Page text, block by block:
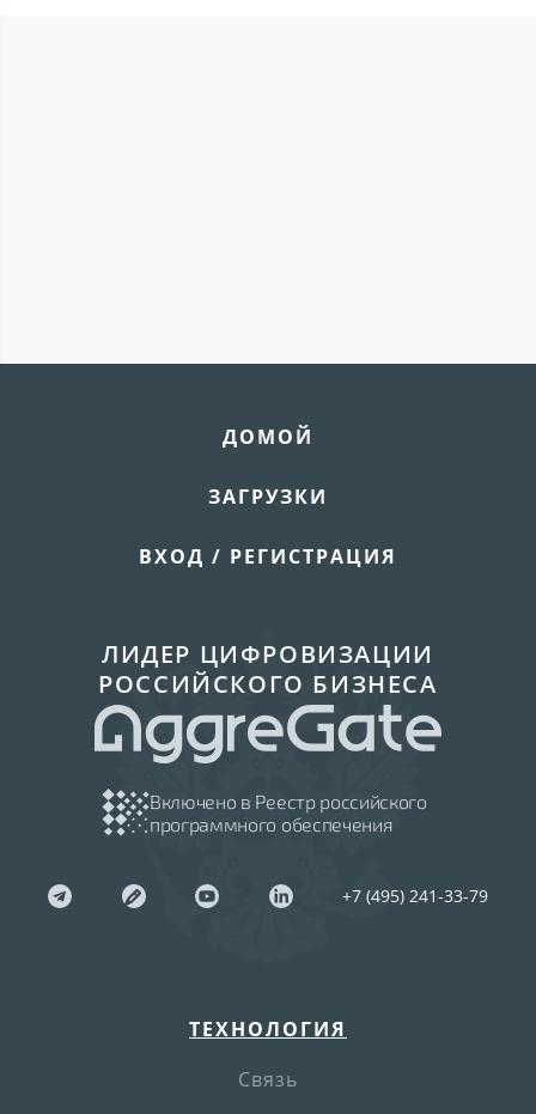
ЛИДЕР ЦИФРОВИЗАЦИИ
РОССИЙСКОГО БИЗНЕСА
Включено в Реестр российского
программного обеспечения
+7 (495) 241-33-79
ТЕХНОЛОГИЯ
Связь
ДОМОЙ
ЗАГРУЗКИ
ВХОД / РЕГИСТРАЦИЯ